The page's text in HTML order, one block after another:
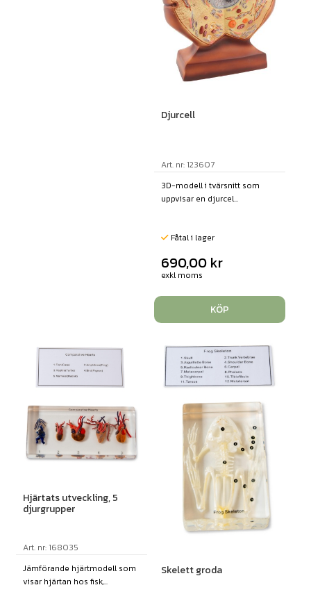
Djurcell
Art. nr: 123607
3D-modell i tvärsnitt som
uppvisar en djurcel...
Fåtal i lager
690,00 kr
exkl moms
KÖP
Hjärtats utveckling, 5
djurgrupper
Art. nr: 168035
Jämförande hjärtmodell som
visar hjärtan hos fisk,...
Skelett groda